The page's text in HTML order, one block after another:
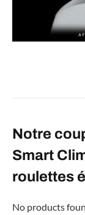
Notre
Smart
roulettes
No products